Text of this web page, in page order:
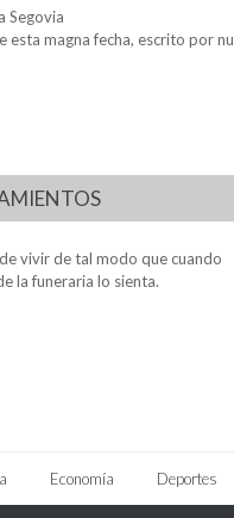
Segovia
esta magna fecha, escrito por
vivir de tal modo que cuando
la funeraria lo sienta.
Economía Deportes